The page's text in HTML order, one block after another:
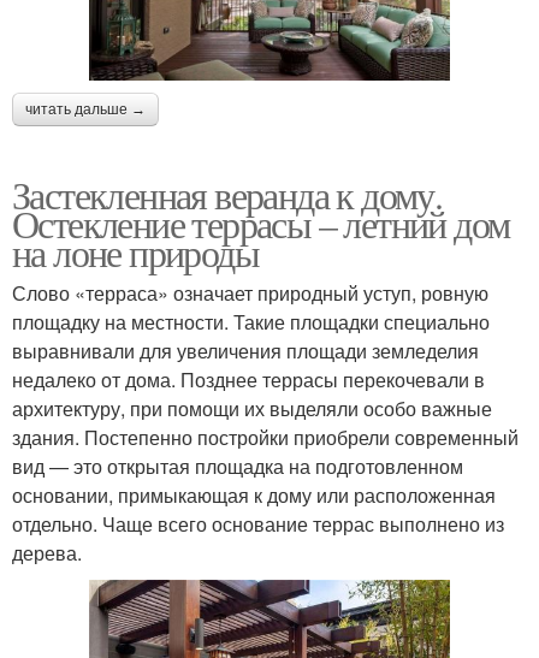
читать дальше →
Застекленная веранда к дому.
Остекление террасы – летний дом
на лоне природы
Слово «терраса» означает природный уступ, ровную
площадку на местности. Такие площадки специально
выравнивали для увеличения площади земледелия
недалеко от дома. Позднее террасы перекочевали в
архитектуру, при помощи их выделяли особо важные
здания. Постепенно постройки приобрели современный
вид — это открытая площадка на подготовленном
основании, примыкающая к дому или расположенная
отдельно. Чаще всего основание террас выполнено из
дерева.